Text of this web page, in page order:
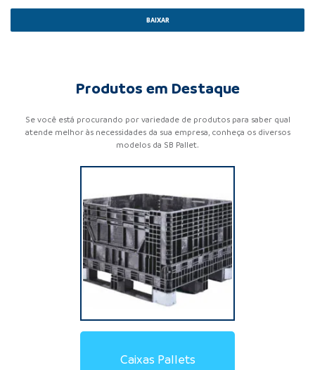
BAIXAR
Produtos em Destaque
Se você está procurando por variedade de produtos para saber qual
atende melhor às necessidades da sua empresa, conheça os diversos
modelos da SB Pallet.
Caixas Pallets
Estrado de Plástico
Locação de Caixas Pallet
Locação de Pallets de
Madeira
Locação de Pallets de
Plásticos
Locação de Racks
Aramados
Pallets de Contenção
Pallets de Madeira
Pallets de Plástico
Racks Metálicos